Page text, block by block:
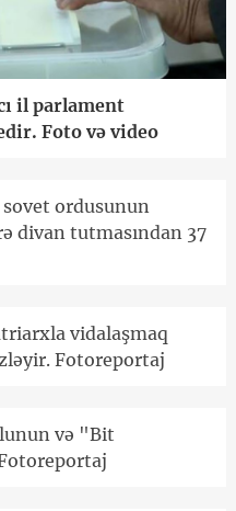
il parlament
Foto və video
ordusunun
divan tutmasından 37
vidalaşmaq
Fotoreportaj
və "Bit